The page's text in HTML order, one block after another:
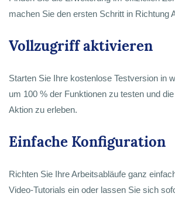
machen Sie den ersten Schritt in Richtung
Vollzugriff aktivieren
Starten Sie Ihre kostenlose Testversion in
um 100 % der Funktionen zu testen und
Aktion zu erleben.
Einfache Konfiguration
Richten Sie Ihre Arbeitsabläufe ganz
Video-Tutorials ein oder lassen Sie sich